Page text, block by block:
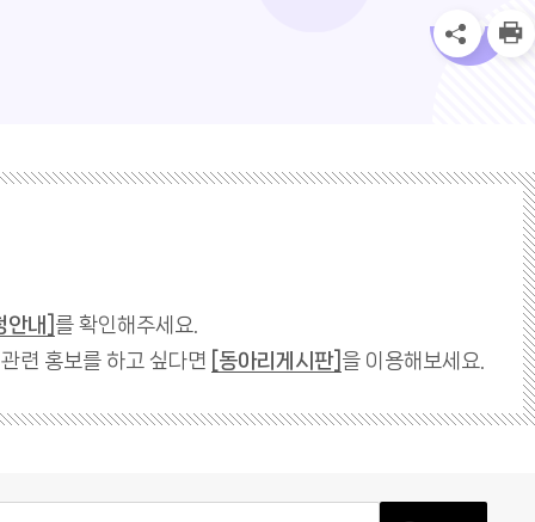
내] 를 확인해주세요.
련 홍보를 하고 싶다면
[동아리게시판] 을 이용해보세요.